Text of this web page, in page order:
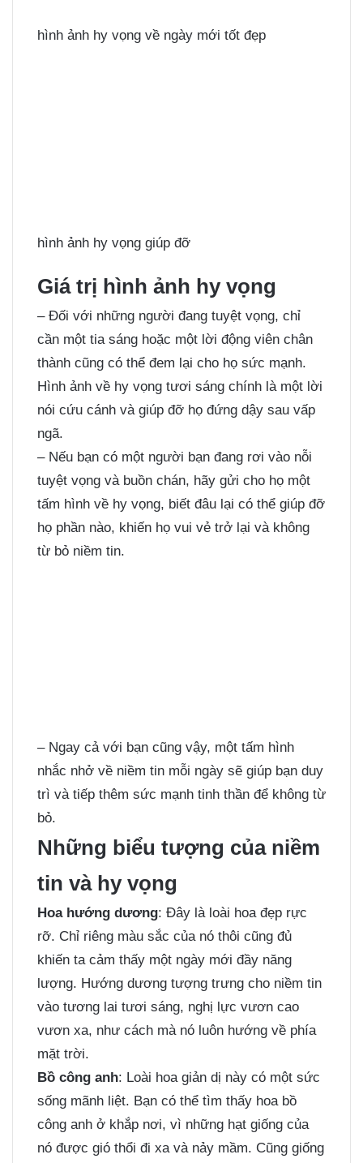
hình ảnh hy vọng về ngày mới tốt đẹp
hình ảnh hy vọng giúp đỡ
Giá trị hình ảnh hy vọng
– Đối với những người đang tuyệt vọng, chỉ
cần một tia sáng hoặc một lời động viên chân
thành cũng có thể đem lại cho họ sức mạnh.
Hình ảnh về hy vọng tươi sáng chính là một lời
nói cứu cánh và giúp đỡ họ đứng dậy sau vấp
ngã.
– Nếu bạn có một người bạn đang rơi vào nỗi
tuyệt vọng và buồn chán, hãy gửi cho họ một
tấm hình về hy vọng, biết đâu lại có thể giúp đỡ
họ phần nào, khiến họ vui vẻ trở lại và không
từ bỏ niềm tin.
– Ngay cả với bạn cũng vậy, một tấm hình
nhắc nhở về niềm tin mỗi ngày sẽ giúp bạn duy
trì và tiếp thêm sức mạnh tinh thần để không từ
bỏ.
Những biểu tượng của niềm
tin và hy vọng
Hoa hướng dương: Đây là loài hoa đẹp rực
rỡ. Chỉ riêng màu sắc của nó thôi cũng đủ
khiến ta cảm thấy một ngày mới đầy năng
lượng. Hướng dương tượng trưng cho niềm tin
vào tương lai tươi sáng, nghị lực vươn cao
vươn xa, như cách mà nó luôn hướng về phía
mặt trời.
Bồ công anh: Loài hoa giản dị này có một sức
sống mãnh liệt. Bạn có thể tìm thấy hoa bồ
công anh ở khắp nơi, vì những hạt giống của
nó được gió thổi đi xa và nảy mầm. Cũng giống